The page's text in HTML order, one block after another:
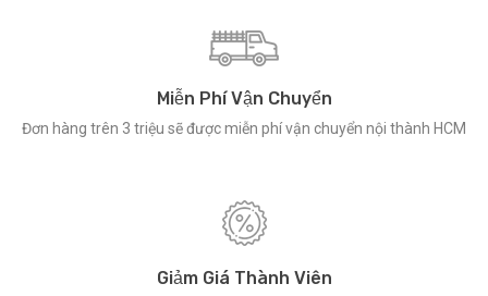
Miễn Phí Vận Chuyển
Đơn hàng trên 3 triệu sẽ được miễn phí vận chuyển nội thành HCM
Giảm Giá Thành Viên